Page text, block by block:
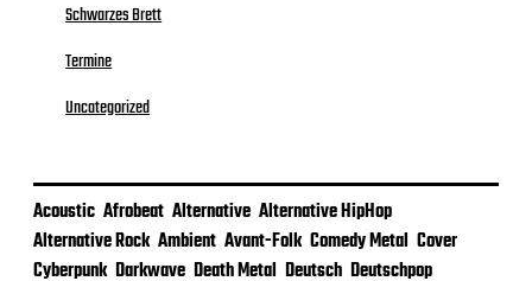
Schwarzes Brett
Termine
Uncategorized
Acoustic Afrobeat Alternative Alternative HipHop
Alternative Rock Ambient Avant-Folk Comedy Metal Cover
Cyberpunk Darkwave Death Metal Deutsch Deutschpop